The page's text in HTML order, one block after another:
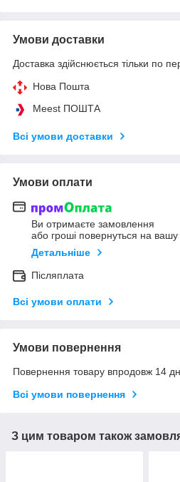
Умови доставки
Доставка здійснюється тільки по
Нова Пошта
Meest ПОШТА
Всі умови доставки
Умови оплати
Ви отримаєте замовлення
або гроші повернуться на вашу
Детальніше
Післяплата
Всі умови оплати
Умови повернення
Повернення товару впродовж 14
Всі умови повернення
З цим товаром також